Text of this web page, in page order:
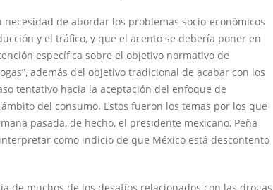
de abordar los problemas socio-económicos
y el tráfico, y que el acento se debería poner en
específica sobre el objetivo normativo de
además del objetivo tradicional de acabar con los
tentativo hacia la aceptación del enfoque de
del consumo. Estos fueron los temas por los que
pasada, de hecho, el presidente mexicano, Peña
como indicio de que México está descontento